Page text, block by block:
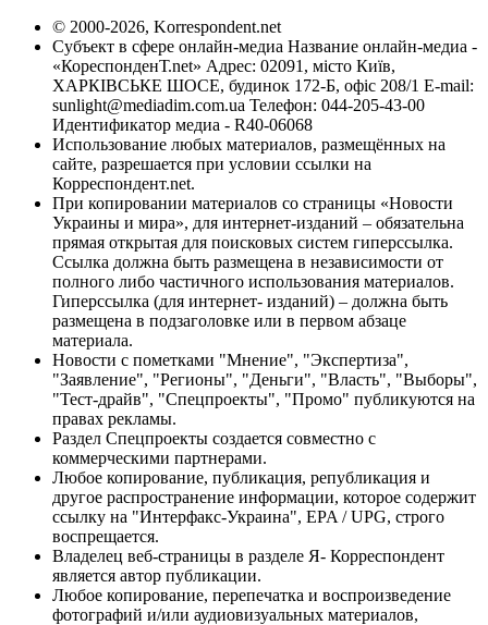
© 2000-2026, Korrespondent.net
Субъект в сфере онлайн-медиа Название онлайн-медиа -
«КореспонденТ.net» Адрес: 02091, місто Київ,
ХАРКІВСЬКЕ ШОСЕ, будинок 172-Б, офіс 208/1 E-mail:
sunlight@mediadim.com.ua Телефон: 044-205-43-00
Идентификатор медиа - R40-06068
Использование любых материалов, размещённых на
сайте, разрешается при условии ссылки на
Корреспондент.net.
При копировании материалов со страницы «Новости
Украины и мира», для интернет-изданий – обязательна
прямая открытая для поисковых систем гиперссылка.
Ссылка должна быть размещена в независимости от
полного либо частичного использования материалов.
Гиперссылка (для интернет- изданий) – должна быть
размещена в подзаголовке или в первом абзаце
материала.
Новости с пометками "Мнение", "Экспертиза",
"Заявление", "Регионы", "Деньги", "Власть", "Выборы",
"Тест-драйв", "Спецпроекты", "Промо" публикуются на
правах рекламы.
Раздел Спецпроекты создается совместно с
коммерческими партнерами.
Любое копирование, публикация, републикация и
другое распространение информации, которое содержит
ссылку на "Интерфакс-Украина", EPA / UPG, строго
воспрещается.
Владелец веб-страницы в разделе Я- Корреспондент
является автор публикации.
Любое копирование, перепечатка и воспроизведение
фотографий и/или аудиовизуальных материалов,